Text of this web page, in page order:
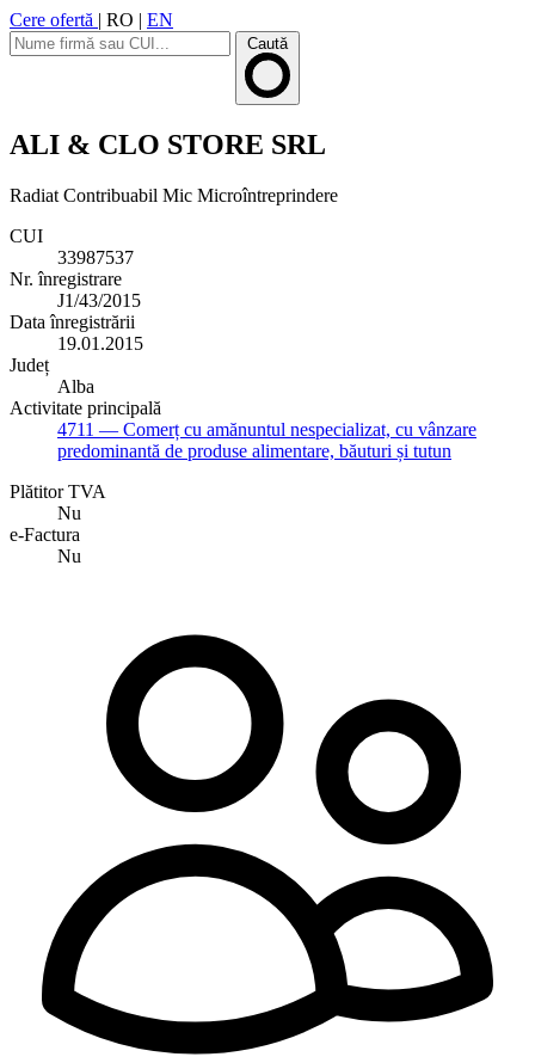
Cere ofertă | RO | EN
Caută
ALI & CLO STORE SRL
Radiat Contribuabil Mic Microîntreprindere
CUI
33987537
Nr. înregistrare
J1/43/2015
Data înregistrării
19.01.2015
Județ
Alba
Activitate principală
4711 — Comerț cu amănuntul nespecializat, cu vânzare
predominantă de produse alimentare, băuturi și tutun
Plătitor TVA
Nu
e-Factura
Nu